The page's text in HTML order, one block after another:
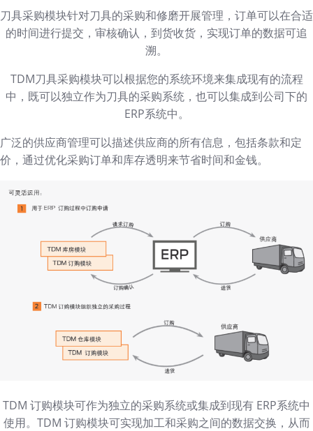
刀具采购模块针对刀具的采购和修磨开展管理，订单可以在合适
的时间进行提交，审核确认，到货收货，实现订单的数据可追
溯。
TDM刀具采购模块可以根据您的系统环境来集成现有的流程
中，既可以独立作为刀具的采购系统，也可以集成到公司下的
ERP系统中。
广泛的供应商管理可以描述供应商的所有信息，包括条款和定
价，通过优化采购订单和库存透明来节省时间和金钱。
TDM 订购模块可作为独立的采购系统或集成到现有 ERP系统中
使用。TDM 订购模块可实现加工和采购之间的数据交换，从而